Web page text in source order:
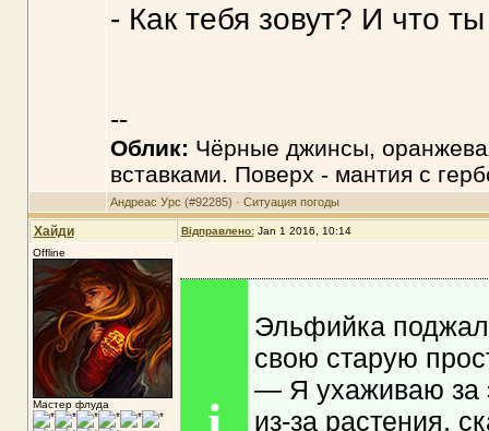
- Как тебя зовут? И что
--
Облик: Чёрные джинсы,
вставками. Поверх - мантия с
Андреас Урс (#92285) · Ситуация погоды
Хайди Відправлено: Jan 1 2016, 10:14
Offline
Мастер флуда
Эльфийка
свою старую
— Я ухаживаю за
из-за растения,